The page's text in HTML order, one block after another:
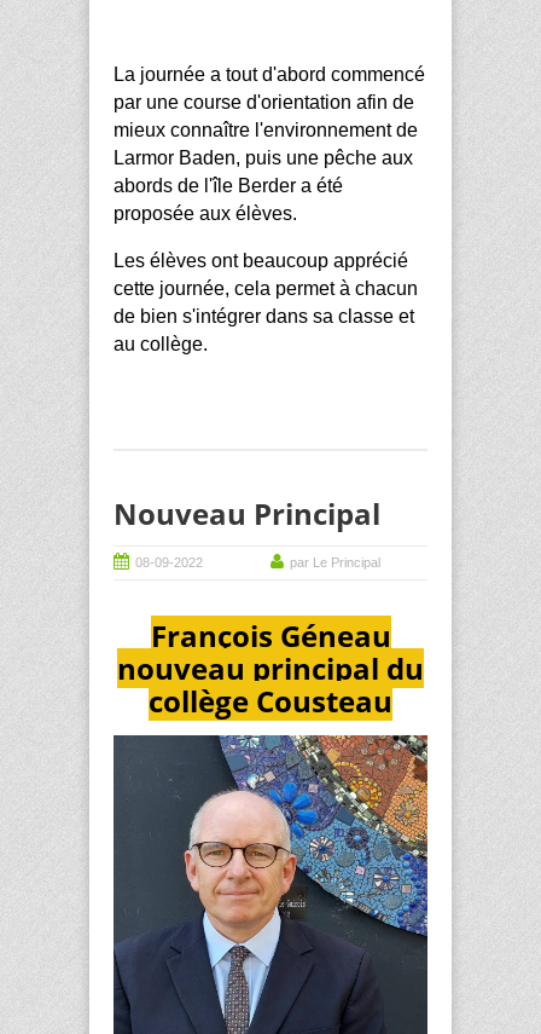
La journée a tout d'abord commencé
par une course d'orientation afin de
mieux connaître l'environnement de
Larmor Baden, puis une pêche aux
abords de l'île Berder a été
proposée aux élèves.
Les élèves ont beaucoup apprécié
cette journée, cela permet à chacun
de bien s'intégrer dans sa classe et
au collège.
Nouveau Principal
08-09-2022 par Le Principal
François Géneau
nouveau principal du
collège Cousteau